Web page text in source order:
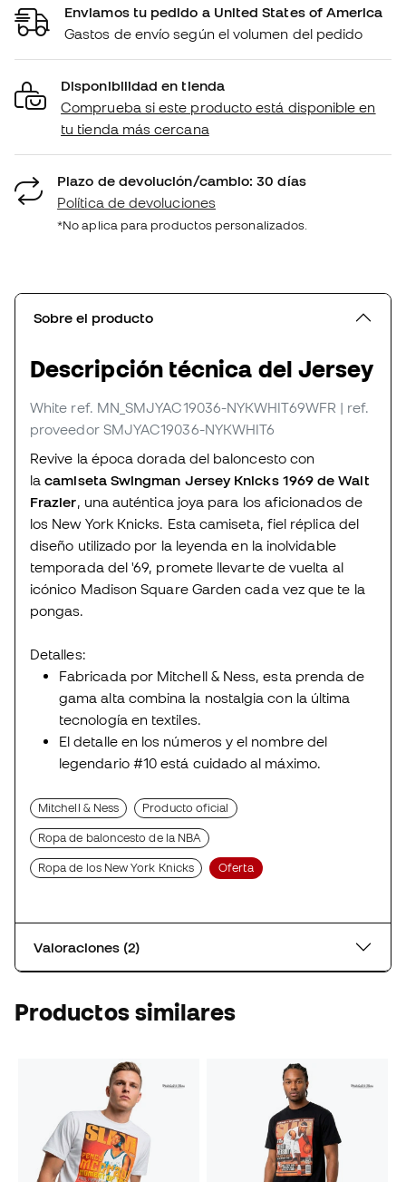
Enviamos tu pedido a United States of America
Gastos de envío según el volumen del pedido
Disponibilidad en tienda
Comprueba si este producto está disponible en
tu tienda más cercana
Plazo de devolución/cambio: 30 días
Política de devoluciones
*No aplica para productos personalizados.
Sobre el producto
Descripción técnica del Jersey
White ref. MN_SMJYAC19036-NYKWHIT69WFR | ref.
proveedor SMJYAC19036-NYKWHIT6
Revive la época dorada del baloncesto con
lacamiseta Swingman Jersey Knicks 1969 de Walt
Frazier, una auténtica joya para los aficionados de
los New York Knicks. Esta camiseta, fiel réplica del
diseño utilizado por la leyenda en la inolvidable
temporada del '69, promete llevarte de vuelta al
icónico Madison Square Garden cada vez que te la
pongas.
Detalles:
Fabricada por Mitchell & Ness, esta prenda de
gama alta combina la nostalgia con la última
tecnología en textiles.
El detalle en los números y el nombre del
legendario #10 está cuidado al máximo.
Mitchell & Ness Producto oficial
Ropa de baloncesto de la NBA
Ropa de los New York Knicks Oferta
Valoraciones (2)
Productos similares